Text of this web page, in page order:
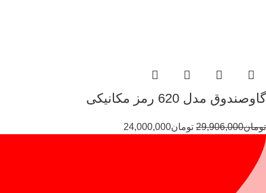
گاوصندوق مدل 620 رمز مکانیکی
تومان29,906,000 تومان24,000,000